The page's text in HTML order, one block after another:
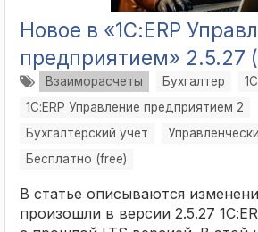
Новое в «1С:ERP
предприятием» 2.5.27
Взаиморасчеты Бухгалтер
1С:ERP Управление предприятием 2
Бухгалтерский учет
Бесплатно (free)
В статье описываются
произошли в версии 2.5.27